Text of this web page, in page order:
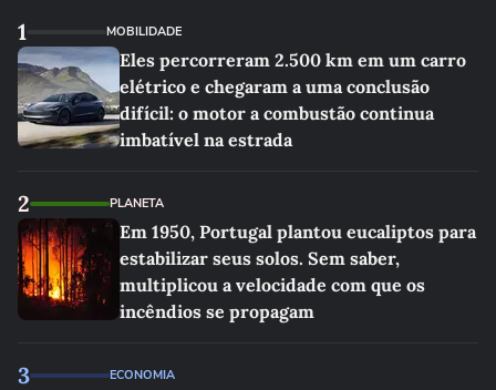
1 MOBILIDADE
Eles percorreram 2.500 km em um carro
elétrico e chegaram a uma conclusão
difícil: o motor a combustão continua
imbatível na estrada
2 PLANETA
Em 1950, Portugal plantou eucaliptos para
estabilizar seus solos. Sem saber,
multiplicou a velocidade com que os
incêndios se propagam
3 ECONOMIA